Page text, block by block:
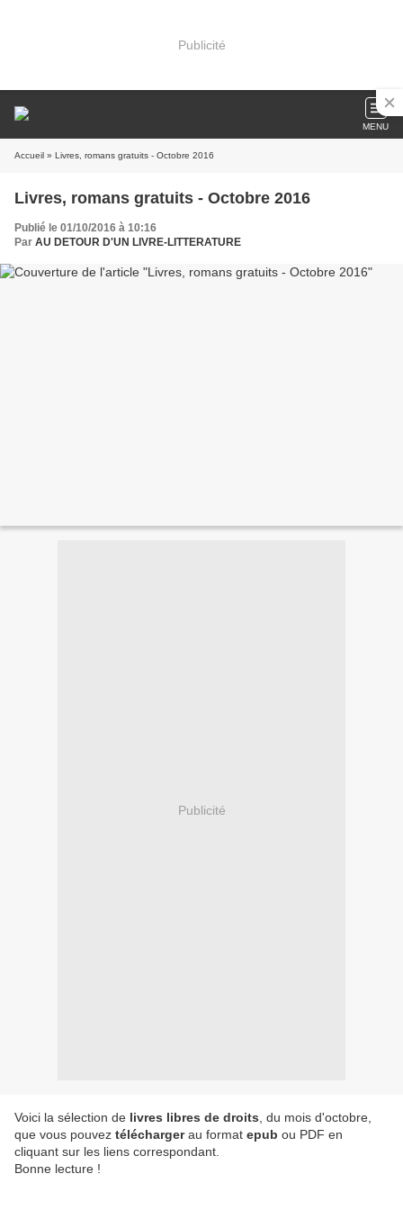
Publicité
MENU
Accueil » Livres, romans gratuits - Octobre 2016
Livres, romans gratuits - Octobre 2016
Publié le 01/10/2016 à 10:16
Par AU DETOUR D'UN LIVRE-LITTERATURE
Publicité
Voici la sélection de livres libres de droits , du mois d'octobre,
que vous pouvez téléchargerau format epub ou PDF en
cliquant sur les liens correspondant.
Bonne lecture !